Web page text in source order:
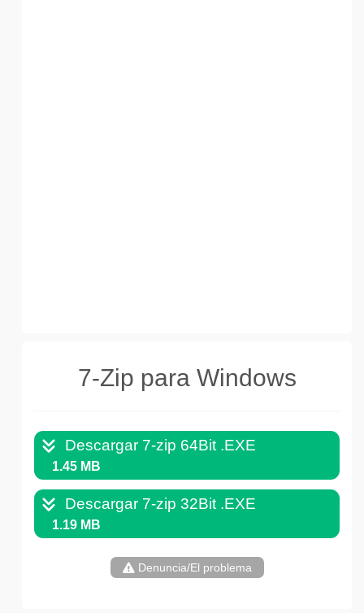
7-Zip para Windows
Descargar 7-zip 64Bit .EXE
1.45 MB
Descargar 7-zip 32Bit .EXE
1.19 MB
Denuncia/El problema